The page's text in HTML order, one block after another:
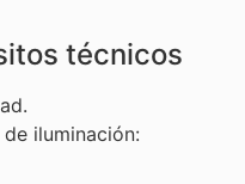
técnicos
iluminación: